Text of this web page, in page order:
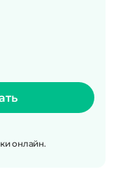
онлайн.